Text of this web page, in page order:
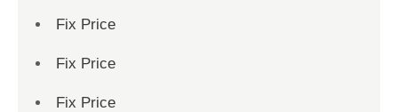
Fix Price
Fix Price
Fix Price